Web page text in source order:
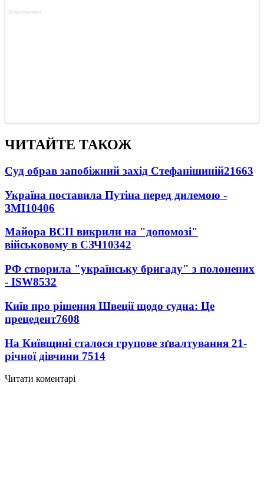
ЧИТАЙТЕ ТАКОЖ
Суд обрав запобіжний захід Стефанішиній21663
Україна поставила Путіна перед дилемою -
ЗМІ10406
Майора ВСП викрили на "допомозі"
військовому в СЗЧ10342
РФ створила "українську бригаду" з полонених
- ISW8532
Київ про рішення Швеції щодо судна: Це
прецедент7608
На Київщині сталося групове зґвалтування 21-
річної дівчини 7514
Читати коментарі